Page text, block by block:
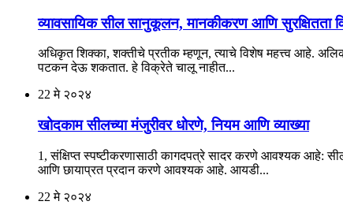
व्यावसायिक सील सानुकूलन, मानकीकरण आणि सुरक्षितता
अधिकृत शिक्का, शक्तीचे प्रतीक म्हणून, त्याचे विशेष महत्त्व आहे.
पटकन देऊ शकतात. हे विक्रेते चालू नाहीत...
22 मे २०२४
खोदकाम सीलच्या मंजुरीवर धोरणे, नियम आणि व्याख्या
1, संक्षिप्त स्पष्टीकरणासाठी कागदपत्रे सादर करणे आवश्यक आहे:
आणि छायाप्रत प्रदान करणे आवश्यक आहे. आयडी...
22 मे २०२४